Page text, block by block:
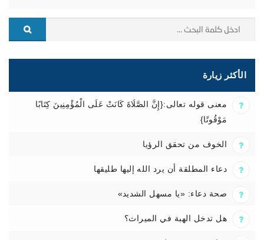
الأكثر زيارة
معنى قوله تعالى:{إِنَّ الصَّلَاةَ كَانَتْ عَلَى الْمُؤْمِنِينَ كِتَابًا
مَوْقُوتًا}
الخوف من تحقق الرؤيا
دعاء المطلقة أن يرد الله إليها طليقها
صحة دعاء: «يا مسهل الشديد»
هل تدخل الهبة في الميراث؟